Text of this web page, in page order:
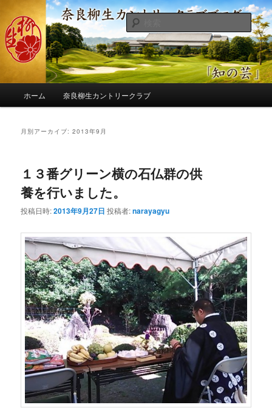
ン
コ
ン
へ
コ
ン
ツ
移
奈良柳生カントリークラブ総支配人
ブログ
季節の話題、クラブの出来事、コースの改修・更新作業、ゴルフに関する随
筆、喜怒哀楽などを気まぐれに発信します。
検
索
ホーム 奈良柳生カントリークラブ
月別アーカイブ:2013年9月
１３番グリーン横の石仏群の供
養を行いました。
投稿日時:2013年9月27日 投稿者:narayagyu